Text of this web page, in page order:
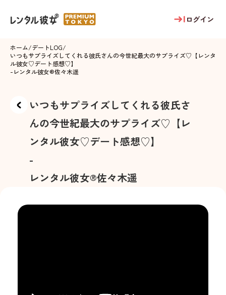
ログイン
ホーム/デートLOG/
いつもサプライズしてくれる彼氏さんの今世紀最大のサプライズ♡【レンタ
ル彼女♡デート感想♡】
-レンタル彼女®佐々木遥
いつもサプライズしてくれる彼氏さ
んの今世紀最大のサプライズ♡【レ
ンタル彼女♡デート感想♡】
-
レンタル彼女®佐々木遥